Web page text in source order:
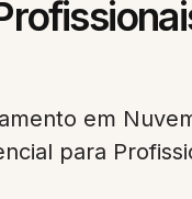
em
para